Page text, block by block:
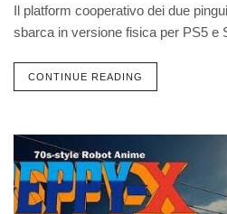
Il platform cooperativo dei due
sbarca in versione fisica per PS5 e
CONTINUE READING